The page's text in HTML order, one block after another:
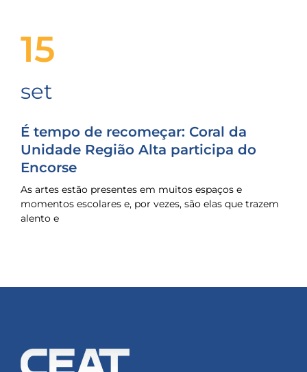
15
set
É tempo de recomeçar: Coral da
Unidade Região Alta participa do
Encorse
As artes estão presentes em muitos espaços e
momentos escolares e, por vezes, são elas que trazem
alento e